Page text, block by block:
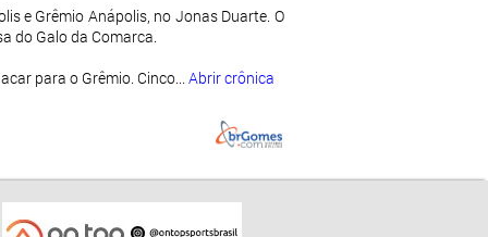
e Grêmio Anápolis, no Jonas Duarte. O
do Galo da Comarca.
para o Grêmio. Cinco... Abrir crônica